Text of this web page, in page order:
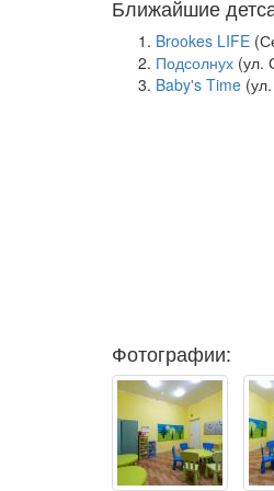
Ближайшие
Brookes LIFE
Подсолнух (ул.
Baby's Time
Фотографии: